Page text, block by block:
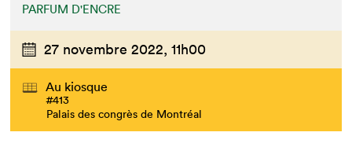
PARFUM D'ENCRE
27 novembre 2022, 11h00
Au kiosque
#413
Palais des congrès de Montréal